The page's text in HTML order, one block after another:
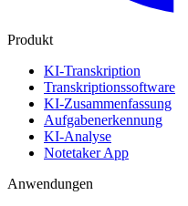
Produkt
KI-Transkription
Transkriptionssoftware
KI-Zusammenfassung
Aufgabenerkennung
KI-Analyse
Notetaker App
Anwendungen